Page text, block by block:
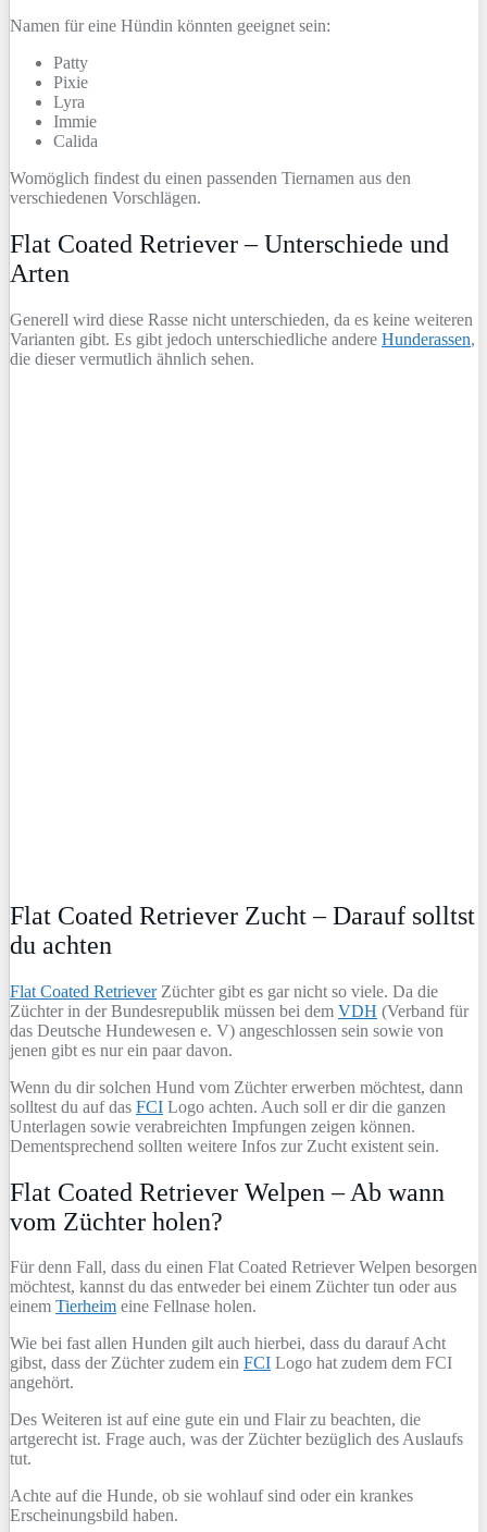
Namen für eine Hündin könnten geeignet sein:
Patty
Pixie
Lyra
Immie
Calida
Womöglich findest du einen passenden Tiernamen aus den
verschiedenen Vorschlägen.
Flat Coated Retriever – Unterschiede und
Arten
Generell wird diese Rasse nicht unterschieden, da es keine weiteren
Varianten gibt. Es gibt jedoch unterschiedliche andere Hunderassen,
die dieser vermutlich ähnlich sehen.
Flat Coated Retriever Zucht – Darauf solltst
du achten
Flat Coated RetrieverZüchter gibt es gar nicht so viele. Da die
Züchter in der Bundesrepublik müssen bei dem VDH (Verband für
das Deutsche Hundewesen e. V) angeschlossen sein sowie von
jenen gibt es nur ein paar davon.
Wenn du dir solchen Hund vom Züchter erwerben möchtest, dann
solltest du auf das FCI Logo achten. Auch soll er dir die ganzen
Unterlagen sowie verabreichten Impfungen zeigen können.
Dementsprechend sollten weitere Infos zur Zucht existent sein.
Flat Coated Retriever Welpen – Ab wann
vom Züchter holen?
Für denn Fall, dass du einen Flat Coated Retriever Welpen besorgen
möchtest, kannst du das entweder bei einem Züchter tun oder aus
einem Tierheim eine Fellnase holen.
Wie bei fast allen Hunden gilt auch hierbei, dass du darauf Acht
gibst, dass der Züchter zudem ein FCI Logo hat zudem dem FCI
angehört.
Des Weiteren ist auf eine gute ein und Flair zu beachten, die
artgerecht ist. Frage auch, was der Züchter bezüglich des Auslaufs
tut.
Achte auf die Hunde, ob sie wohlauf sind oder ein krankes
Erscheinungsbild haben.